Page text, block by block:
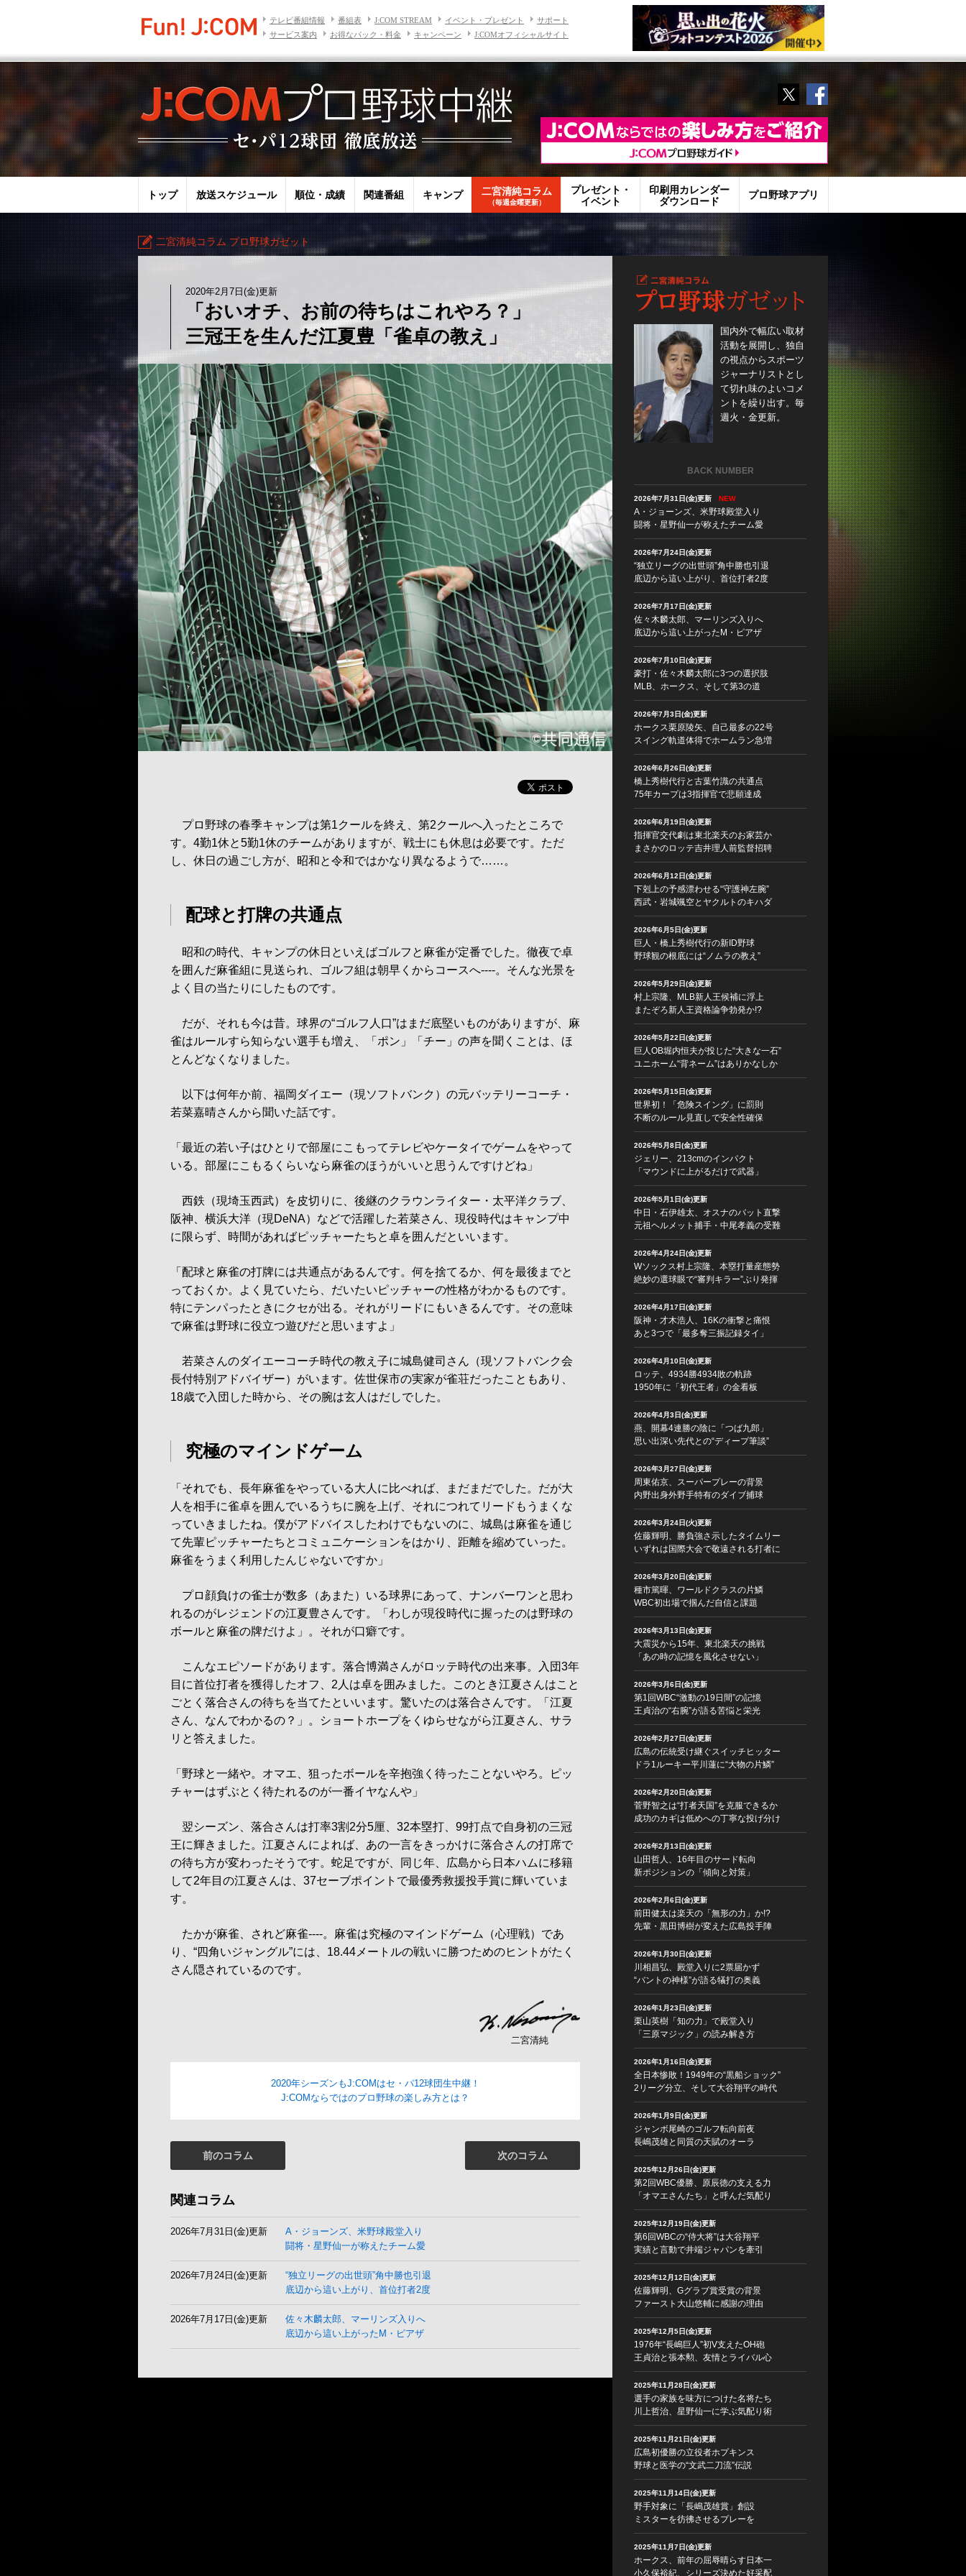
テレビ番組情報 番組表 J:COM STREAM イベント・プレゼント
サポート
サービス案内
お得なパック・料金 キャンペーン J:COMオフィシャルサイト
TwitterFacebook
トップ 放送スケジュール 順位・成績 関連番組 キャンプ 二宮清純コラム
（毎週金曜更新）
プレゼント・
イベント
印刷用カレンダー
ダウンロード
プロ野球アプリ
二宮清純コラム プロ野球ガゼット
2020年2月7日(金)更新
「おいオチ、お前の待ちはこれやろ？」
三冠王を生んだ江夏豊「雀卓の教え」
プロ野球の春季キャンプは第1クールを終え、第2クールへ入ったところで
す。4勤1休と5勤1休のチームがありますが、戦士にも休息は必要です。ただ
し、休日の過ごし方が、昭和と令和ではかなり異なるようで……。
配球と打牌の共通点
昭和の時代、キャンプの休日といえばゴルフと麻雀が定番でした。徹夜で卓
を囲んだ麻雀組に見送られ、ゴルフ組は朝早くからコースへ----。そんな光景を
よく目の当たりにしたものです。
だが、それも今は昔。球界の“ゴルフ人口”はまだ底堅いものがありますが、麻
雀はルールすら知らない選手も増え、「ポン」「チー」の声を聞くことは、ほ
とんどなくなりました。
以下は何年か前、福岡ダイエー（現ソフトバンク）の元バッテリーコーチ・
若菜嘉晴さんから聞いた話です。
「最近の若い子はひとりで部屋にこもってテレビやケータイでゲームをやって
いる。部屋にこもるくらいなら麻雀のほうがいいと思うんですけどね」
西鉄（現埼玉西武）を皮切りに、後継のクラウンライター・太平洋クラブ、
阪神、横浜大洋（現DeNA）などで活躍した若菜さん、現役時代はキャンプ中
に限らず、時間があればピッチャーたちと卓を囲んだといいます。
「配球と麻雀の打牌には共通点があるんです。何を捨てるか、何を最後までと
っておくか。よく見ていたら、だいたいピッチャーの性格がわかるものです。
特にテンパったときにクセが出る。それがリードにもいきるんです。その意味
で麻雀は野球に役立つ遊びだと思いますよ」
若菜さんのダイエーコーチ時代の教え子に城島健司さん（現ソフトバンク会
長付特別アドバイザー）がいます。佐世保市の実家が雀荘だったこともあり、
18歳で入団した時から、その腕は玄人はだしでした。
究極のマインドゲーム
「それでも、長年麻雀をやっている大人に比べれば、まだまだでした。だが大
人を相手に雀卓を囲んでいるうちに腕を上げ、それにつれてリードもうまくな
っていきましたね。僕がアドバイスしたわけでもないのに、城島は麻雀を通じ
て先輩ピッチャーたちとコミュニケーションをはかり、距離を縮めていった。
麻雀をうまく利用したんじゃないですか」
プロ顔負けの雀士が数多（あまた）いる球界にあって、ナンバーワンと思わ
れるのがレジェンドの江夏豊さんです。「わしが現役時代に握ったのは野球の
ボールと麻雀の牌だけよ」。それが口癖です。
こんなエピソードがあります。落合博満さんがロッテ時代の出来事。入団3年
目に首位打者を獲得したオフ、2人は卓を囲みました。このとき江夏さんはこと
ごとく落合さんの待ちを当てたといいます。驚いたのは落合さんです。「江夏
さん、なんでわかるの？」。ショートホープをくゆらせながら江夏さん、サラ
リと答えました。
「野球と一緒や。オマエ、狙ったボールを辛抱強く待ったことないやろ。ピッ
チャーはずぶとく待たれるのが一番イヤなんや」
翌シーズン、落合さんは打率3割2分5厘、32本塁打、99打点で自身初の三冠
王に輝きました。江夏さんによれば、あの一言をきっかけに落合さんの打席で
の待ち方が変わったそうです。蛇足ですが、同じ年、広島から日本ハムに移籍
して2年目の江夏さんは、37セーブポイントで最優秀救援投手賞に輝いていま
す。
たかが麻雀、されど麻雀----。麻雀は究極のマインドゲーム（心理戦）であ
り、“四角いジャングル”には、18.44メートルの戦いに勝つためのヒントがたく
さん隠されているのです。
二宮清純
2020年シーズンもJ:COMはセ・パ12球団生中継！
J:COMならではのプロ野球の楽しみ方とは？
前のコラム 次のコラム
関連コラム
2026年7月31日(金)更新
A・ジョーンズ、米野球殿堂入り
闘将・星野仙一が称えたチーム愛
2026年7月24日(金)更新
“独立リーグの出世頭”角中勝也引退
底辺から這い上がり、首位打者2度
2026年7月17日(金)更新
佐々木麟太郎、マーリンズ入りへ
底辺から這い上がったM・ピアザ
国内外で幅広い取材
活動を展開し、独自
の視点からスポーツ
ジャーナリストとし
て切れ味のよいコメ
ントを繰り出す。毎
週火・金更新。
BACK NUMBER
2026年7月31日(金)更新 NEW
A・ジョーンズ、米野球殿堂入り
闘将・星野仙一が称えたチーム愛
2026年7月24日(金)更新
“独立リーグの出世頭”角中勝也引退
底辺から這い上がり、首位打者2度
2026年7月17日(金)更新
佐々木麟太郎、マーリンズ入りへ
底辺から這い上がったM・ピアザ
2026年7月10日(金)更新
豪打・佐々木麟太郎に3つの選択肢
MLB、ホークス、そして第3の道
2026年7月3日(金)更新
ホークス栗原陵矢、自己最多の22号
スイング軌道体得でホームラン急増
2026年6月26日(金)更新
橋上秀樹代行と古葉竹識の共通点
75年カープは3指揮官で悲願達成
2026年6月19日(金)更新
指揮官交代劇は東北楽天のお家芸か
まさかのロッテ吉井理人前監督招聘
2026年6月12日(金)更新
下剋上の予感漂わせる“守護神左腕”
西武・岩城颯空とヤクルトのキハダ
2026年6月5日(金)更新
巨人・橋上秀樹代行の新ID野球
野球観の根底には“ノムラの教え”
2026年5月29日(金)更新
村上宗隆、MLB新人王候補に浮上
またぞろ新人王資格論争勃発か!?
2026年5月22日(金)更新
巨人OB堀内恒夫が投じた“大きな一石”
ユニホーム“背ネーム”はありかなしか
2026年5月15日(金)更新
世界初！「危険スイング」に罰則
不断のルール見直しで安全性確保
2026年5月8日(金)更新
ジェリー、213cmのインパクト
「マウンドに上がるだけで武器」
2026年5月1日(金)更新
中日・石伊雄太、オスナのバット直撃
元祖ヘルメット捕手・中尾孝義の受難
2026年4月24日(金)更新
Wソックス村上宗隆、本塁打量産態勢
絶妙の選球眼で“審判キラー”ぶり発揮
2026年4月17日(金)更新
阪神・才木浩人、16Kの衝撃と痛恨
あと3つで「最多奪三振記録タイ」
2026年4月10日(金)更新
ロッテ、4934勝4934敗の軌跡
1950年に「初代王者」の金看板
2026年4月3日(金)更新
燕、開幕4連勝の陰に「つば九郎」
思い出深い先代との“ディープ筆談”
2026年3月27日(金)更新
周東佑京、スーパープレーの背景
内野出身外野手特有のダイブ捕球
2026年3月24日(火)更新
佐藤輝明、勝負強さ示したタイムリー
いずれは国際大会で敬遠される打者に
2026年3月20日(金)更新
種市篤暉、ワールドクラスの片鱗
WBC初出場で掴んだ自信と課題
2026年3月13日(金)更新
大震災から15年、東北楽天の挑戦
「あの時の記憶を風化させない」
2026年3月6日(金)更新
第1回WBC“激動の19日間”の記憶
王貞治の“右腕”が語る苦悩と栄光
2026年2月27日(金)更新
広島の伝統受け継ぐスイッチヒッター
ドラ1ルーキー平川蓮に“大物の片鱗”
2026年2月20日(金)更新
菅野智之は“打者天国”を克服できるか
成功のカギは低めへの丁寧な投げ分け
2026年2月13日(金)更新
山田哲人、16年目のサード転向
新ポジションの「傾向と対策」
2026年2月6日(金)更新
前田健太は楽天の「無形の力」か!?
先輩・黒田博樹が変えた広島投手陣
2026年1月30日(金)更新
川相昌弘、殿堂入りに2票届かず
“バントの神様”が語る犠打の奥義
2026年1月23日(金)更新
栗山英樹「知の力」で殿堂入り
「三原マジック」の読み解き方
2026年1月16日(金)更新
全日本惨敗！1949年の“黒船ショック”
2リーグ分立、そして大谷翔平の時代
2026年1月9日(金)更新
ジャンボ尾崎のゴルフ転向前夜
長嶋茂雄と同質の天賦のオーラ
2025年12月26日(金)更新
第2回WBC優勝、原辰徳の支える力
「オマエさんたち」と呼んだ気配り
2025年12月19日(金)更新
第6回WBCの“侍大将”は大谷翔平
実績と言動で井端ジャパンを牽引
2025年12月12日(金)更新
佐藤輝明、Gグラブ賞受賞の背景
ファースト大山悠輔に感謝の理由
2025年12月5日(金)更新
1976年“長嶋巨人”初V支えたOH砲
王貞治と張本勲、友情とライバル心
2025年11月28日(金)更新
選手の家族を味方につけた名将たち
川上哲治、星野仙一に学ぶ気配り術
2025年11月21日(金)更新
広島初優勝の立役者ホプキンス
野球と医学の“文武二刀流”伝説
2025年11月14日(金)更新
野手対象に「長嶋茂雄賞」創設
ミスターを彷彿させるプレーを
2025年11月7日(金)更新
ホークス、前年の屈辱晴らす日本一
小久保裕紀、シリーズ決めた好采配